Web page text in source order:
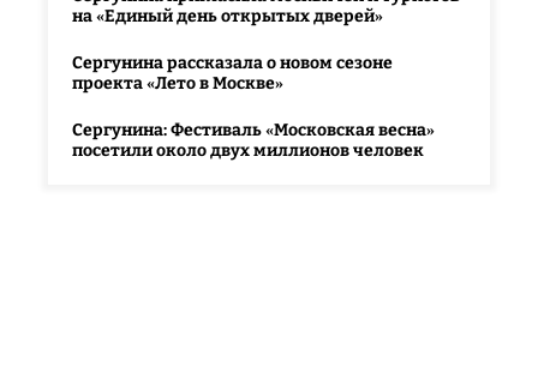
на «Единый день открытых дверей»
Сергунина рассказала о новом сезоне
проекта «Лето в Москве»
Сергунина: Фестиваль «Московская весна»
посетили около двух миллионов человек